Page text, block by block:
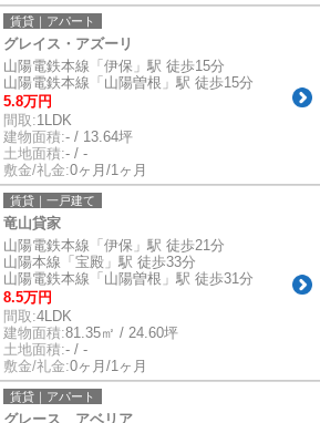
賃貸｜アパート
グレイス・アズーリ
山陽電鉄本線「伊保」駅 徒歩15分
山陽電鉄本線「山陽曽根」駅 徒歩15分
5.8万円
間取:1LDK
建物面積:- / 13.64坪
土地面積:- / -
敷金/礼金:0ヶ月/1ヶ月
賃貸｜一戸建て
竜山貸家
山陽電鉄本線「伊保」駅 徒歩21分
山陽本線「宝殿」駅 徒歩33分
山陽電鉄本線「山陽曽根」駅 徒歩31分
8.5万円
間取:4LDK
建物面積:81.35㎡ / 24.60坪
土地面積:- / -
敷金/礼金:0ヶ月/1ヶ月
賃貸｜アパート
グレース アベリア